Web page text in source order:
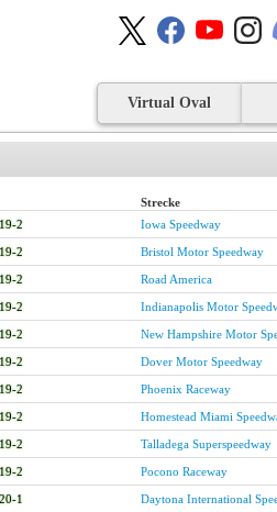
Virtual Oval
Strecke
2 Iowa Speedway
2 Bristol Motor Speedway
2 Road America
2 Indianapolis Motor
2 New Hampshire Motor
2 Dover Motor Speedway
2 Phoenix Raceway
2 Homestead Miami
2 Talladega Superspeedway
2 Pocono Raceway
1 Daytona International